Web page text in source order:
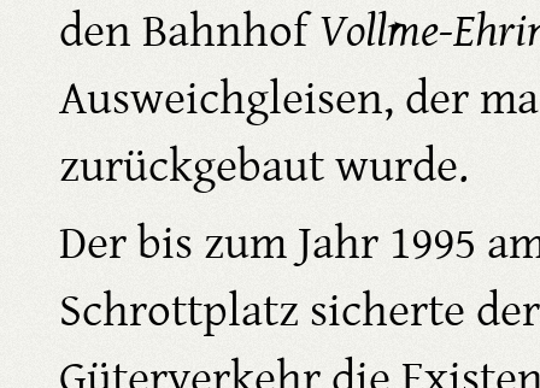
den BahnhofVollme-
Ausweichgleisen, der
zurückgebaut wurde.
Der bis zum Jahr 1995
Schrottplatz sicherte